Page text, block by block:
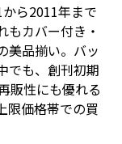
ら2011年まで
もカバー付き・
美品揃い。バッ
でも、創刊初期
販性にも優れる
限価格帯での買